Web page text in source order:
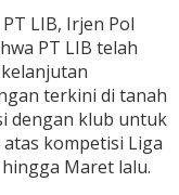
LIB, Irjen Pol
PT LIB telah
terkini di tanah
dengan klub untuk
kompetisi Liga
Maret lalu.